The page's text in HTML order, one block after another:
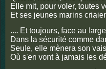
Elle mit, pour voler, toutes
Et ses jeunes marins
.... Et toujours, face au
Dans la sécurité comme
Seule, elle mènera son
Où s'en vont à jamais les